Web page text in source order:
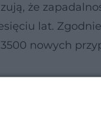
że
lat.
nowych